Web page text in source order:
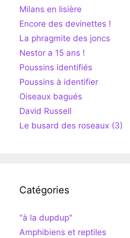
Milans en lisière
Encore des devinettes !
La phragmite des joncs
Nestor a 15 ans !
Poussins identifiés
Poussins à identifier
Oiseaux bagués
David Russell
Le busard des roseaux (3)
Catégories
"à la dupdup"
Amphibiens et reptiles